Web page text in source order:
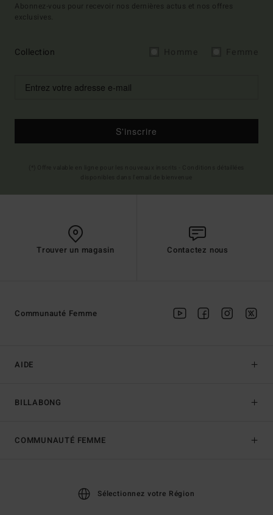
Abonnez-vous pour recevoir nos dernières actus et nos offres
exclusives.
Collection
S'inscrire
Trouver un magasin Contactez nous
AIDE
BILLABONG
Communauté Femme
COMMUNAUTÉ FEMME
Sélectionnez votre Région